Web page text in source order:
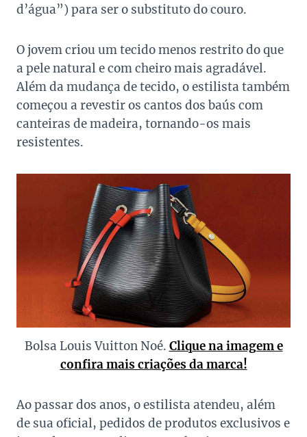
d’água”) para ser o substituto do couro.
O jovem criou um tecido menos restrito do que
a pele natural e com cheiro mais agradável.
Além da mudança de tecido, o estilista também
começou a revestir os cantos dos baús com
canteiras de madeira, tornando-os mais
resistentes.
Bolsa Louis Vuitton Noé. Clique na imagem e
confira mais criações da marca!
Ao passar dos anos, o estilista atendeu, além
de sua oficial, pedidos de produtos exclusivos e